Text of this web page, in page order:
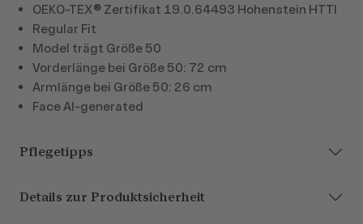
OEKO-TEX® Zertifikat 19.0.64493 Hohenstein HTTI
Regular Fit
Model trägt Größe 50
Vorderlänge bei Größe 50: 72 cm
Armlänge bei Größe 50: 26 cm
Face AI-generated
Pflegetipps
Details zur Produktsicherheit